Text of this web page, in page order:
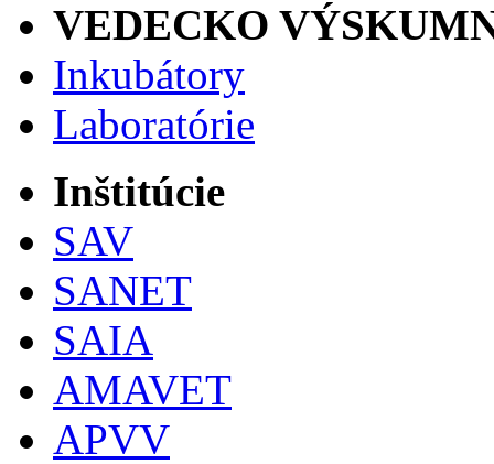
VEDECKO
Inkubátory
Laboratórie
Inštitúcie
SAV
SANET
SAIA
AMAVET
APVV